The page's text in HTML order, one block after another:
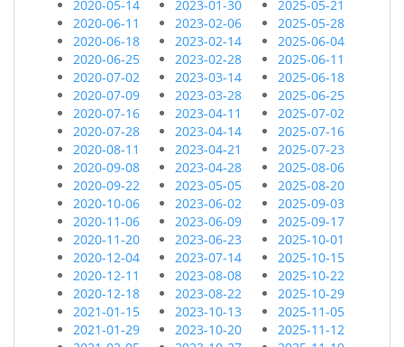
2020-05-14
2020-06-11
2020-06-18
2020-06-25
2020-07-02
2020-07-09
2020-07-16
2020-07-28
2020-08-11
2020-09-08
2020-09-22
2020-10-06
2020-11-06
2020-11-20
2020-12-04
2020-12-11
2020-12-18
2021-01-15
2021-01-29
2023-01-30
2023-02-06
2023-02-14
2023-02-28
2023-03-14
2023-03-28
2023-04-11
2023-04-14
2023-04-21
2023-04-28
2023-05-05
2023-06-02
2023-06-09
2023-06-23
2023-07-14
2023-08-08
2023-08-22
2023-10-13
2023-10-20
2025-05-21
2025-05-28
2025-06-04
2025-06-11
2025-06-18
2025-06-25
2025-07-02
2025-07-16
2025-07-23
2025-08-06
2025-08-20
2025-09-03
2025-09-17
2025-10-01
2025-10-15
2025-10-22
2025-10-29
2025-11-05
2025-11-12